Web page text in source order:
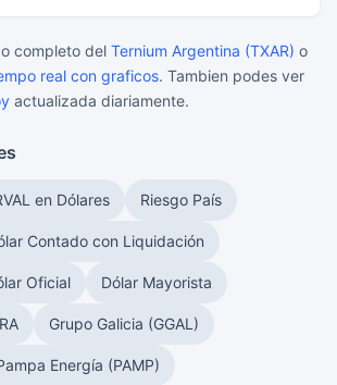
completo del Ternium Argentina (TXAR) o
real con graficos. Tambien podes ver
actualizada diariamente.
en Dólares Riesgo País
Contado con Liquidación
Oficial Dólar Mayorista
Grupo Galicia (GGAL)
Energía (PAMP)